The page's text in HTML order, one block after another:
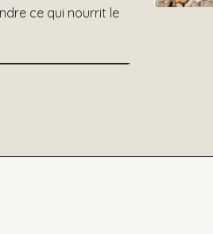
ce qui nourrit le